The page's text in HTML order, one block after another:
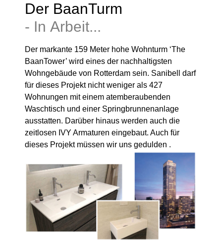
Der markante 159 Meter hohe Wohnturm ‘The
BaanTower’ wird eines der nachhaltigsten
für dieses Projekt nicht weniger als 427
Wohnungen mit einem atemberaubenden
Waschtisch und einer Springbrunnenanlage
ausstatten. Darüber hinaus werden auch die
zeitlosen IVY Armaturen eingebaut. Auch für
dieses Projekt müssen wir uns gedulden .